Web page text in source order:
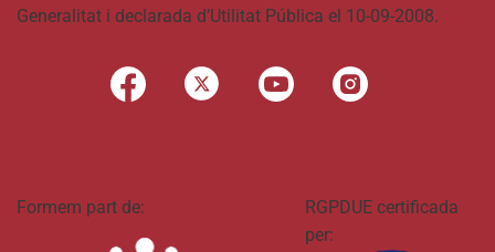
Generalitat i declarada d’Utilitat Pública el 10-09-2008.
Formem part de:
RGPDUE certificada
per: